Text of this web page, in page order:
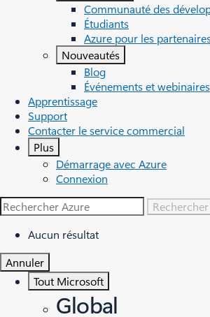
Communauté des
Étudiants
Azure pour les
Nouveautés
Blog
Événements et webinaires
Apprentissage
Support
Contacter le service commercial
Plus
Démarrage avec Azure
Connexion
Rechercher
Aucun résultat
Annuler
Tout Microsoft
Global